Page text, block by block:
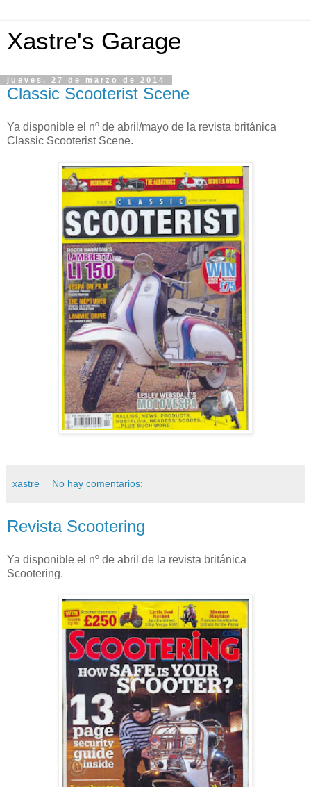
Xastre's Garage
jueves, 27 de marzo de 2014
Classic Scooterist Scene
Ya disponible el nº de abril/mayo de la revista británica
Classic Scooterist Scene.
xastre No hay comentarios:
Revista Scootering
Ya disponible el nº de abril de la revista británica
Scootering.